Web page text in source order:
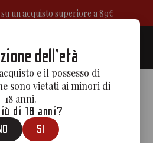
un acquisto superiore a 89€
dell'età
e il possesso di
sono vietati ai minori di
18 anni.
di 18 anni?
SI